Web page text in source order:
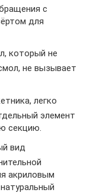
с
для
который не
не вызывает
легко
элемент
секцию.
вид
акриловым